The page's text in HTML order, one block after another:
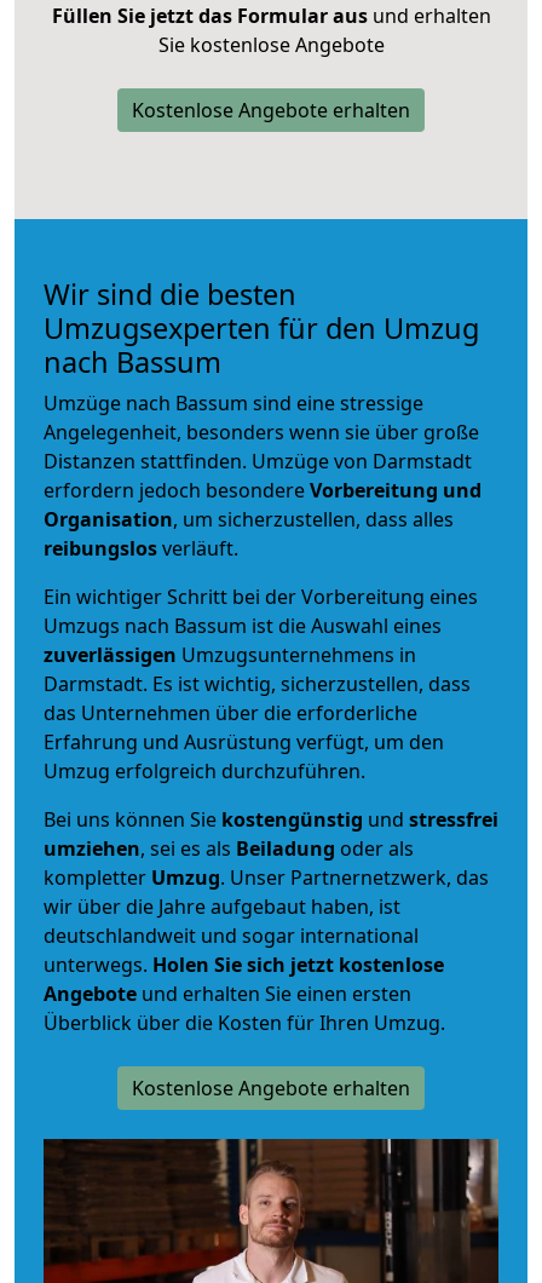
Füllen Sie jetzt das Formular ausund erhalten
Sie kostenlose Angebote
Kostenlose Angebote erhalten
Wir sind die besten
Umzugsexperten für den Umzug
nach Bassum
Umzüge nach Bassum sind eine stressige
Angelegenheit, besonders wenn sie über große
Distanzen stattfinden. Umzüge von Darmstadt
erfordern jedoch besondereVorbereitung und
Organisation, um sicherzustellen, dass alles
reibungslosverläuft.
Ein wichtiger Schritt bei der Vorbereitung eines
Umzugs nach Bassum ist die Auswahl eines
zuverlässigen Umzugsunternehmens in
Darmstadt. Es ist wichtig, sicherzustellen, dass
das Unternehmen über die erforderliche
Erfahrung und Ausrüstung verfügt, um den
Umzug erfolgreich durchzuführen.
Bei uns können Sie kostengünstig und stressfrei
umziehen, sei es als Beiladung oder als
kompletter Umzug. Unser Partnernetzwerk, das
wir über die Jahre aufgebaut haben, ist
deutschlandweit und sogar international
unterwegs. Holen Sie sich jetzt kostenlose
Angebote und erhalten Sie einen ersten
Überblick über die Kosten für Ihren Umzug.
Kostenlose Angebote erhalten